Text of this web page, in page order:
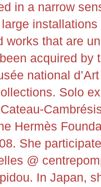
in a narrow
works that are
acquired by
national
Solo
Hermès
She
@
In Japan,